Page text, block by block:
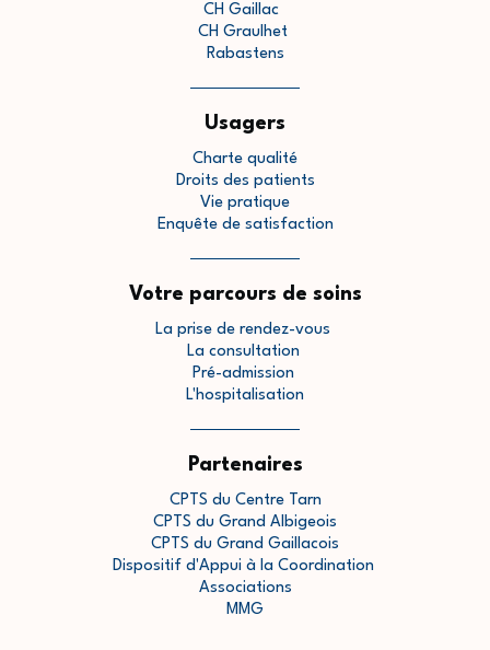
CH Gaillac
CH Graulhet
Rabastens
Usagers
Charte qualité
Droits des patients
Vie pratique
Enquête de satisfaction
Votre parcours de soins
La prise de rendez-vous
La consultation
Pré-admission
L'hospitalisation
Partenaires
CPTS du Centre Tarn
CPTS du Grand Albigeois
CPTS du Grand Gaillacois
Dispositif d'Appui à la Coordination
Associations
MMG